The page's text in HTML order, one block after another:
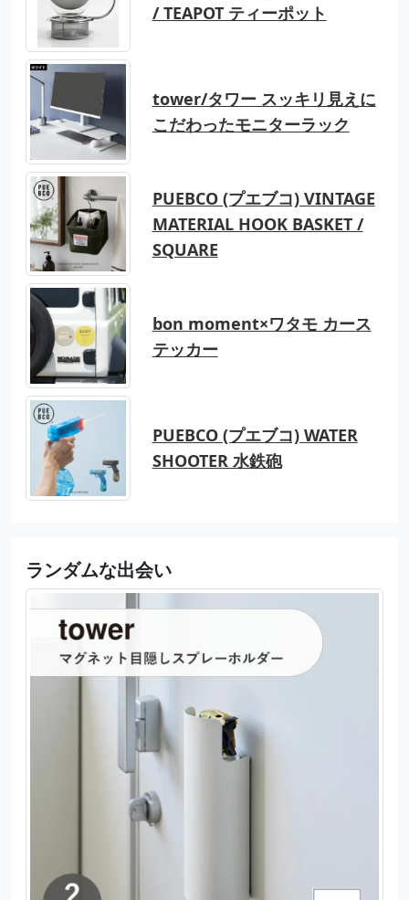
/ TEAPOT ティーポット
tower/タワー スッキリ見えに
こだわったモニターラック
PUEBCO (プエブコ) VINTAGE
MATERIAL HOOK BASKET /
SQUARE
bon moment×ワタモ カース
テッカー
PUEBCO (プエブコ) WATER
SHOOTER 水鉄砲
ランダムな出会い